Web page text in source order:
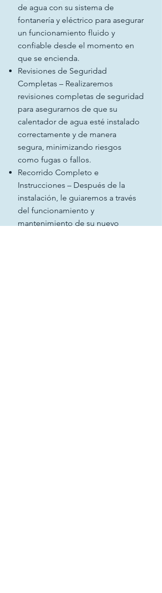
de agua con su sistema de
fontanería y eléctrico para asegurar
un funcionamiento fluido y
confiable desde el momento en
que se encienda.
Revisiones de Seguridad
Completas – Realizaremos
revisiones completas de seguridad
para asegurarnos de que su
calentador de agua esté instalado
correctamente y de manera
segura, minimizando riesgos
como fugas o fallos.
Recorrido Completo e
Instrucciones – Después de la
instalación, le guiaremos a través
del funcionamiento y
mantenimiento de su nuevo